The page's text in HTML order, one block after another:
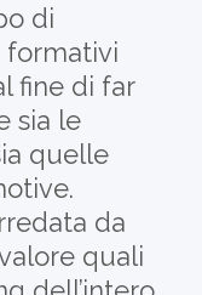
di
formativi
fine di far
sia le
quelle
da
quali